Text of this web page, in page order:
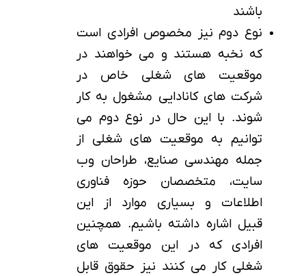
باشند
نوع دوم نیز مخصوص افرادی است
که نخبه هستند و می خواهند در
موقعیت های شغلی خاص در
شرکت های کانادایی مشغول به کار
شوند. با این حال در نوع دوم می
توانیم به موقعیت های شغلی از
جمله مهندسی صنایع، طراحان وب
سایت، متخصصان حوزه فناوری
اطلاعات و بسیاری موارد از این
قبیل اشاره داشته باشیم. همچنین
افرادی که در این موقعیت های
شغلی کار می کنند نیز حقوق قابل